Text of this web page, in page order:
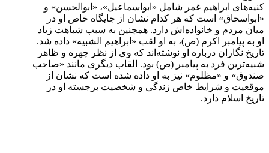
کنیه‌های ابراهیم غمر شامل «ابواسماعیل»، «ابوالحسن» و
«ابواسحاق» است که هر کدام نشان از جایگاه خاص او در
میان مردم و خانواده‌اش دارد. همچنین به ‌سبب شباهت زیاد
او به پیامبر اکرم (ص)، به او لقب «ابراهیم الشبیه» داده شد.
تاریخ ‌نگاران درباره او نوشته‌اند که وی از نظر چهره و ظاهر
شبیه‌ترین فرد به پیامبر (ص) بود. القاب دیگری مانند «صاحب
صندوق» و «مظلوم» نیز به او داده شده است که نشان از
موقعیت و شرایط خاص زندگی و شخصیت برجسته او در
تاریخ اسلام دارد.